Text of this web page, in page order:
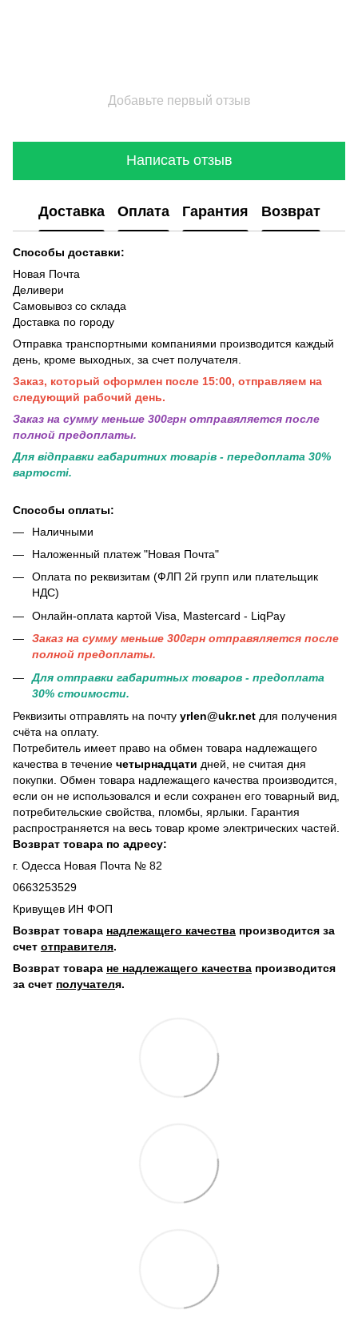
Добавьте первый отзыв
Написать отзыв
Доставка Оплата Гарантия Возврат
Способы доставки:
Новая Почта
Деливери
Самовывоз со склада
Доставка по городу
Отправка транспортными компаниями производится каждый
день, кроме выходных, за счет получателя.
Заказ, который оформлен после 15:00, отправляем на
следующий рабочий день.
Заказ на сумму меньше 300грн отправяляется после
полной предоплаты.
Для відправки габаритних товарів - передоплата 30%
вартості.
Способы оплаты:
Наличными
Наложенный платеж "Новая Почта"
Оплата по реквизитам (ФЛП 2й групп или плательщик
НДС)
Онлайн-оплата картой Visa, Mastercard - LiqPay
Заказ на сумму меньше 300грн отправяляется после
полной предоплаты.
Для отправки габаритных товаров - предоплата
30% стоимости.
Реквизиты отправлять на почту yrlen@ukr.net для получения
счёта на оплату.
Потребитель имеет право на обмен товара надлежащего
качества в течение четырнадцати дней, не считая дня
покупки. Обмен товара надлежащего качества производится,
если он не использовался и если сохранен его товарный вид,
потребительские свойства, пломбы, ярлыки. Гарантия
распространяется на весь товар кроме электрических частей.
Возврат товара по адресу:
г. Одесса Новая Почта № 82
0663253529
Кривущев ИН ФОП
Возврат товара надлежащего качества производится за
счет отправителя.
Возврат товара не надлежащего качества производится
за счет получателя.